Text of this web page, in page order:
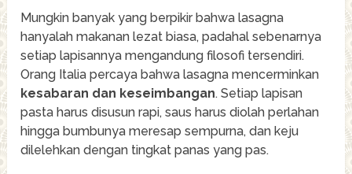
Mungkin banyak yang berpikir bahwa lasagna
hanyalah makanan lezat biasa, padahal sebenarnya
setiap lapisannya mengandung filosofi tersendiri.
Orang Italia percaya bahwa lasagna mencerminkan
kesabaran dan keseimbangan. Setiap lapisan
pasta harus disusun rapi, saus harus diolah perlahan
hingga bumbunya meresap sempurna, dan keju
dilelehkan dengan tingkat panas yang pas.